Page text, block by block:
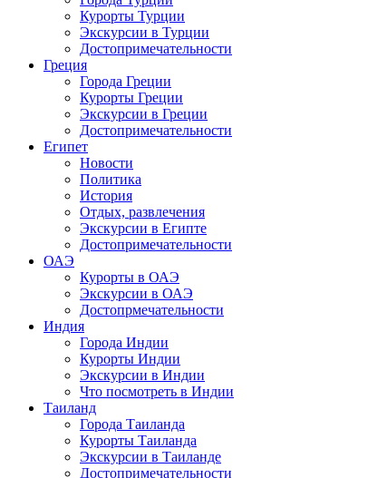
Курорты Турции
Экскурсии в Турции
Достопримечательности
Греция
Города Греции
Курорты Греции
Экскурсии в Греции
Достопримечательности
Египет
Новости
Политика
История
Отдых, развлечения
Экскурсии в Египте
Достопримечательности
ОАЭ
Курорты в ОАЭ
Экскурсии в ОАЭ
Достопрмечательности
Индия
Города Индии
Курорты Индии
Экскурсии в Индии
Что посмотреть в Индии
Таиланд
Города Таиланда
Курорты Таиланда
Экскурсии в Таиланде
Достопримечательности